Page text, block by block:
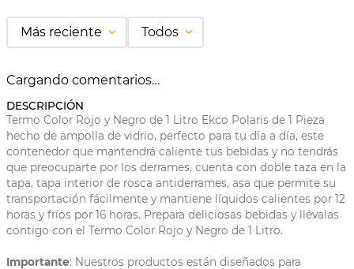
Más reciente Todos
Cargando comentarios…
DESCRIPCIÓN
Termo Color Rojo y Negro de 1 Litro Ekco Polaris de 1 Pieza
hecho de ampolla de vidrio, perfecto para tu día a día, este
contenedor que mantendrá caliente tus bebidas y no tendrás
que preocuparte por los derrames, cuenta con doble taza en la
tapa, tapa interior de rosca antiderrames, asa que permite su
transportación fácilmente y mantiene líquidos calientes por 12
horas y fríos por 16 horas. Prepara deliciosas bebidas y llévalas
contigo con el Termo Color Rojo y Negro de 1 Litro.
Importante: Nuestros productos están diseñados para